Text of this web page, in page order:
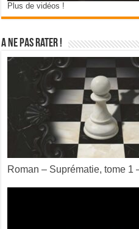
Plus de vidéos !
A ne pas rater !
Roman – Suprématie, tome 1